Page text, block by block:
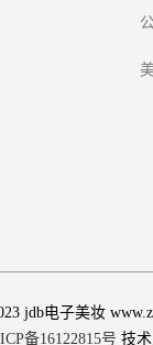
jdb电子美妆
备16122815号 技术